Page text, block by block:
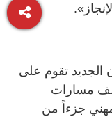
تقوم على
مسارات
جزءاً من